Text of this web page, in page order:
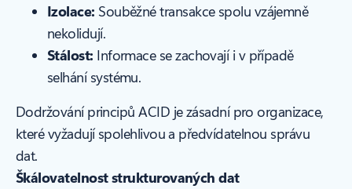
Izolace: Souběžné transakce spolu vzájemně
nekolidují.
Stálost: Informace se zachovají i v případě
selhání systému.
Dodržování principů ACID je zásadní pro organizace,
které vyžadují spolehlivou a předvídatelnou správu
dat.
Škálovatelnost strukturovaných dat